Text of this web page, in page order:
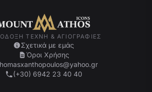
ΤΈΧΝΗ & ΑΓΙΟΓΡΑΦΊΕΣ
Σχετικά με εμάς
Όροι Χρήσης
(+30) 6942 23 40 40